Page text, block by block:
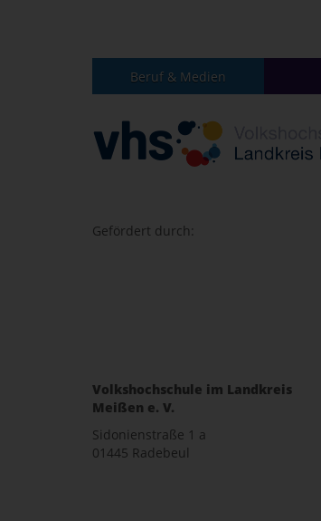
Beruf & Medien
Gefördert durch:
Volkshochschule im Landkreis
Meißen e. V.
Sidonienstraße 1 a
01445 Radebeul